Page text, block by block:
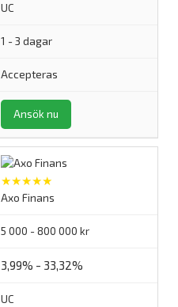
UC
1 - 3 dagar
Accepteras
Ansök nu
★★★★★
Axo Finans
5 000 - 800 000 kr
3,99% - 33,32%
UC